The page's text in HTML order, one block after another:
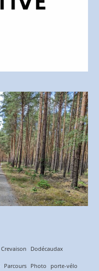
Crevaison Dodécaudax
Parcours Photo porte-vélo